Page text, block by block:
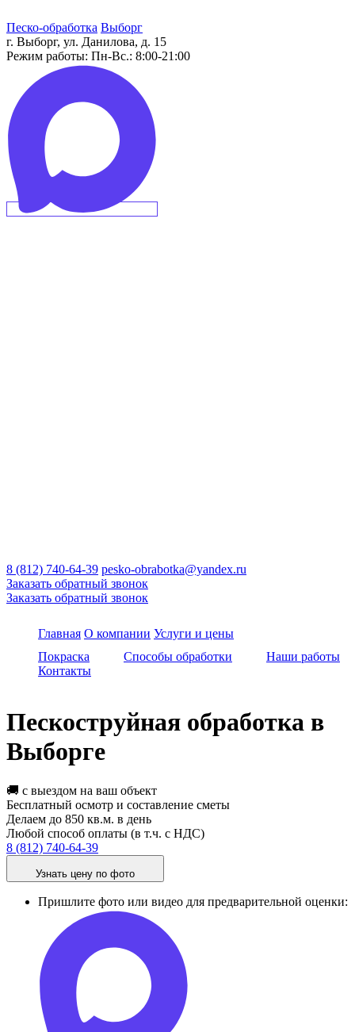
Песко-обработка Выборг
г. Выборг, ул. Данилова, д. 15
Режим работы: Пн-Вс.: 8:00-21:00
8 (812) 740-64-39 pesko-obrabotka@yandex.ru
Заказать обратный звонок
Заказать обратный звонок
Главная О компании Услуги и цены
Покраска
Способы обработки
Наши работы
Контакты
Пескоструйная обработка в
Выборге
🚚 с выездом на ваш объект
Бесплатный осмотр и составление сметы
Делаем до 850 кв.м. в день
Любой способ оплаты (в т.ч. с НДС)
8 (812) 740-64-39
Узнать цену по фото
Пришлите фото или видео для предварительной оценки: